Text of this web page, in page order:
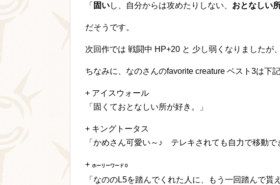
「 固いし、自分からは攻めたりしない、 おとなしい
だそうです。
次回作では 戦闘中 HP+20 と 少し弱くなりました
ちなみに、なのさんのfavorite creature ベスト3は下記
+ アイスウォール
「固くておとなしい所が好き。」
+ キングトータス
「かめさん可愛い～♪ テレキされても自力で移動で
+ ホーリーワード０
「なののL5を踏んでくれた人に、もう一回踏んで貰